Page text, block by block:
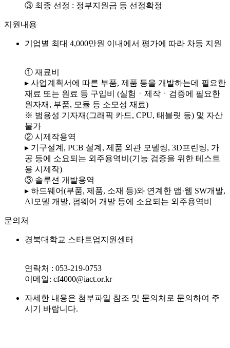
③ 최종 선정 : 정부지원금 등 선정확정
지원내용
기업별 최대 4,000만원 이내에서 평가에 따라 차등 지원
① 재료비
▸ 사업계획서에 따른 부품, 제품 등을 개발하는데 필요한
재료 또는 원료 등 구입비 (실험ㆍ제작ㆍ검증에 필요한
원자재, 부품, 모듈 등 소모성 재료)
※ 범용성 기자재(그래픽 카드, CPU, 태블릿 등) 및 자산
불가
② 시제작용역
▸ 기구설계, PCB 설계, 제품 외관 모델링, 3D프린팅, 가
공 등에 소요되는 외주용역비(기능 검증을 위한 테스트
용 시제작)
③ 솔루션 개발용역
▸ 하드웨어(부품, 제품, 소재 등)와 연계한 앱·웹 SW개발,
AI모델 개발, 펌웨어 개발 등에 소요되는 외주용역비
문의처
경북대학교 스타트업지원센터
연락처 : 053-219-0753
이메일: cf4000@iact.or.kr
자세한 내용은 첨부파일 참조 및 문의처로 문의하여 주
시기 바랍니다.